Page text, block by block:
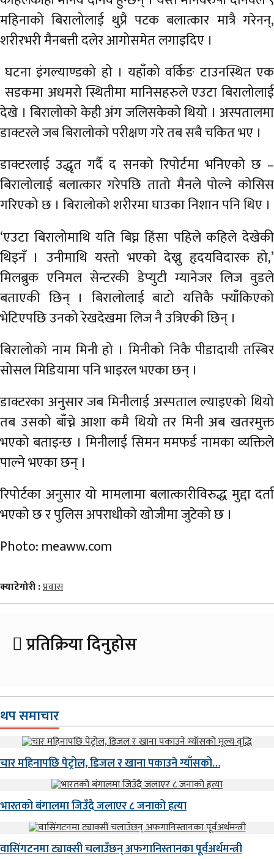
महिनाको बिरालोलाई थुप्रै पटक बलात्कार मात्रै गरेनन्,
शरीरभरी मैनबत्ती दलेर आगोसमेत लगाइदिए ।
घटना इंगल्याण्डको हो । यहाँको वर्किङ टाउनस्थित एक
सडकमा अधमरो स्थितीमा मानिसहरुले एउटा बिरालोलाई
देखे । बिरालोको केही अंग जलिसकेको थियो । अस्पतालमा
डाक्टरले जब बिरालोको परीक्षण गरे तब सबै चकित भए ।
डाक्टरलाई उद्धृत गर्दै द सनको रिपोर्टमा भनिएको छ –
बिरालोलाई बलात्कार गरेपछि तातो मैनले पोल्ने कोसिस
गरिएको छ । बिरालोको शरीरमा घाउका निशान पनि थिए ।
‘एउटा बिरालोमाथि यति बिघ्न हिंसा पहिले कहिले देखेकी
थिइनँ । उनीमाथि यस्तो भएको देख्नु हृदयविदारक हो,’
मिलब्रुक एनिमल सेन्टरकी डेप्युटी म्यानेजर लिज वुडले
बताएकी छिन् । बिरालोलाई बाटो यत्तिकै फ्याँकिएको
भेटिएपछि उनको रेखदेखमा लिज नै उत्रिएकी छिन् ।
बिरालोको नाम मिनी हो । मिनीको निकै पीडादायी तस्बिर
सोसल मिडियामा पनि भाइरल भएका छन् ।
डाक्टरका अनुसार जब मिनीलाई अस्पताल ल्याइएको थियो
तब उसको बाँच्ने आशा कमै थियो तर मिनी अब खतरमुक्त
भएको बताइन्छ । मिनीलाई सिमन ममफर्ड नामका व्यक्तिले
पाल्ने भएका छन् ।
रिपोर्टका अनुसार यो मामलामा बलात्कारीविरुद्ध मुद्दा दर्ता
भएको छ र पुलिस अपराधीको खोजीमा जुटेको छ ।
Photo: meaww.com
क्याटेगोरी :प्रवास
प्रतिक्रिया दिनुहोस
थप समाचार
चार महिनापछि पेट्रोल, डिजल र खाना पकाउने ग्याँसको…
भारतको बंगालमा जिउँदै जलाएर ८ जनाको हत्या
वासिंगटनमा ट्याक्सी चलाउँछन् अफगानिस्तानका पूर्वअर्थमन्त्री